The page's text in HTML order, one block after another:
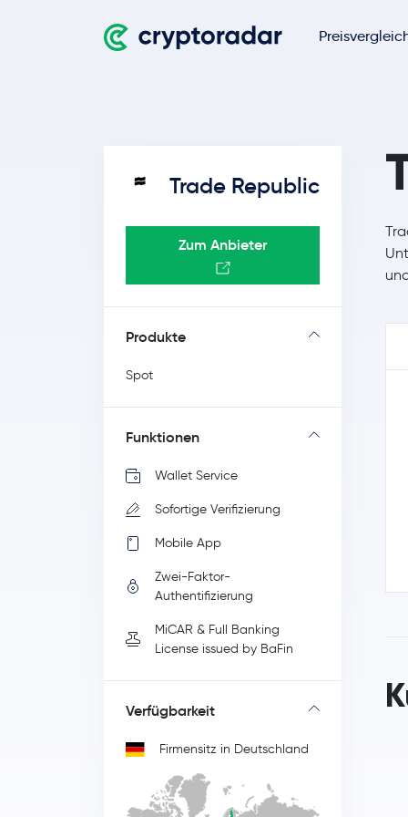
Trade Republic
Zum Anbieter
Produkte
Spot
Funktionen
Wallet Service
Sofortige Verifizierung
Mobile App
Zwei-Faktor-
Authentifizierung
MiCAR & Full Banking
License issued by BaFin
Verfügbarkeit
Firmensitz in Deutschland